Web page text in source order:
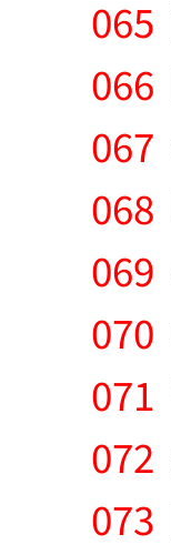
065
066
067
068
069
070
071
072
073